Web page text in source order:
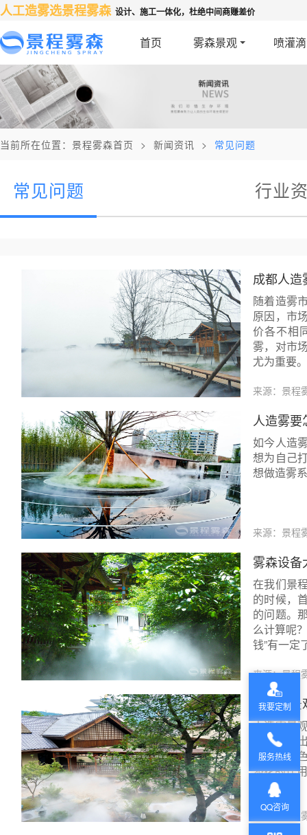
人工造雾选景程雾森 设计、施工一体化，杜绝中间商赚差价
首页 雾森景观 喷灌
当前所在位置： 景程雾森首页 > 新闻资讯 > 常见问题
常见问题 行业
成都人造
随着造雾
原因，市
价各不相
雾，对市
尤为重要。
来源：景程
人造雾要
如今人造
想为自己
想做造雾
来源：景程
雾森设备
在我们景
的时候，
的问题。
么计算呢
钱”有一定
来源：景程
人造雾
人造雾景
设备打
一层楼的
添花的作
来源：景程
我要定制
服务热线
QQ咨询